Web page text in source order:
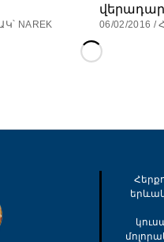
NAREK 06/02/2016 /